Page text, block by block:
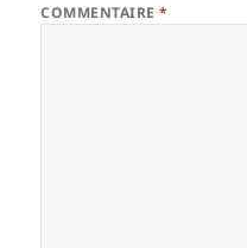
COMMENTAIRE*